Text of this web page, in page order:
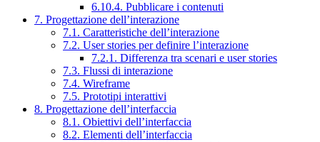
6.10.4. Pubblicare i contenuti
7. Progettazione dell’interazione
7.1. Caratteristiche dell’interazione
7.2. User stories per definire l’interazione
7.2.1. Differenza tra scenari e user stories
7.3. Flussi di interazione
7.4. Wireframe
7.5. Prototipi interattivi
8. Progettazione dell’interfaccia
8.1. Obiettivi dell’interfaccia
8.2. Elementi dell’interfaccia